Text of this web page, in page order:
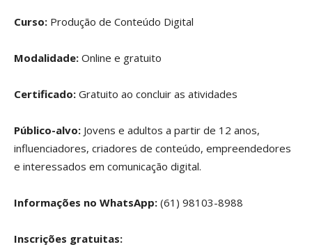
Curso: Produção de Conteúdo Digital
Modalidade: Online e gratuito
Certificado: Gratuito ao concluir as atividades
Público-alvo: Jovens e adultos a partir de 12 anos,
influenciadores, criadores de conteúdo, empreendedores
e interessados em comunicação digital.
Informações no WhatsApp: (61) 98103-8988
Inscrições gratuitas: